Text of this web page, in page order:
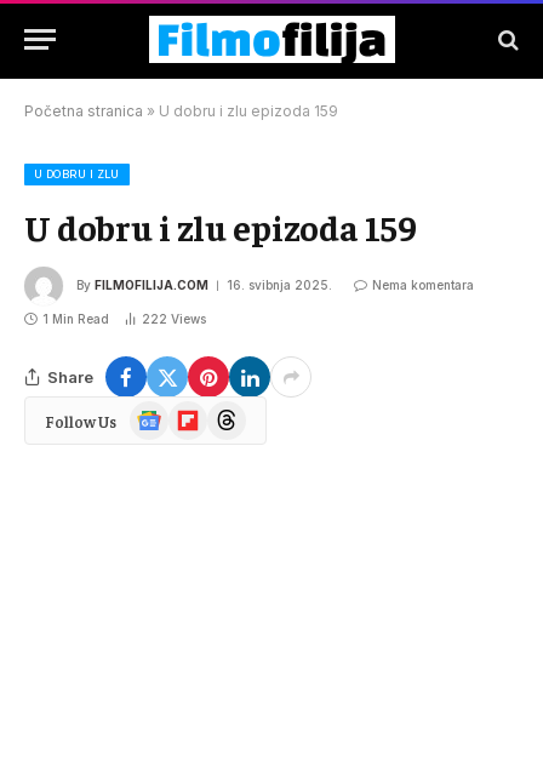
Početna stranica » U dobru i zlu epizoda 159
U DOBRU I ZLU
U dobru i zlu epizoda 159
By FILMOFILIJA.COM 16. svibnja 2025. Nema komentara
1 Min Read 222 Views
Share
Follow Us
Google
News
FlipboardThreads